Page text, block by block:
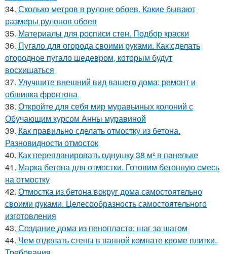
34. Сколько метров в рулоне обоев. Какие бывают
размеры рулонов обоев
35. Материалы для росписи стен. Подбор краски
36. Пугало для огорода своими руками. Как сделать
огородное пугало шедевром, которым будут
восхищаться
37. Улучшите внешний вид вашего дома: ремонт и
обшивка фронтона
38. Откройте для себя мир муравьиных колоний с
Обучающим курсом Анны муравиной
39. Как правильно сделать отмостку из бетона.
Разновидности отмосток
40. Как перепланировать однушку 38 м² в панельке
41. Марка бетона для отмостки. Готовим бетонную смесь
на отмостку
42. Отмостка из бетона вокруг дома самостоятельно
своими руками. Целесообразность самостоятельного
изготовления
43. Создание дома из пенопласта: шаг за шагом
44. Чем отделать стены в ванной комнате кроме плитки.